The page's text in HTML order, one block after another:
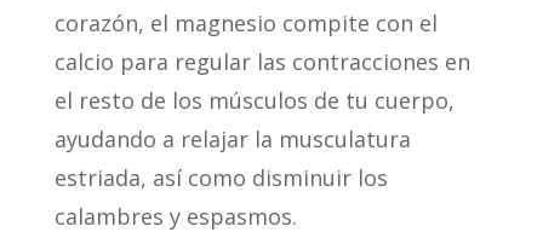
corazón, el magnesio compite con el
calcio para regular las contracciones en
el resto de los músculos de tu cuerpo,
ayudando a relajar la musculatura
estriada, así como disminuir los
calambres y espasmos.